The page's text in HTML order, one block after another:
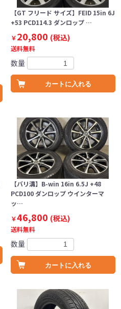
【GT フリード サイズ】FEID 15in 6J
+53 PCD114.3 ダンロップ …
￥20,800 (税込)
送料無料
数量
カートに入れる
【バリ溝】B-win 16in 6.5J +48
PCD100 ダンロップ ウインターマ
ッ…
￥46,800 (税込)
送料無料
数量
カートに入れる